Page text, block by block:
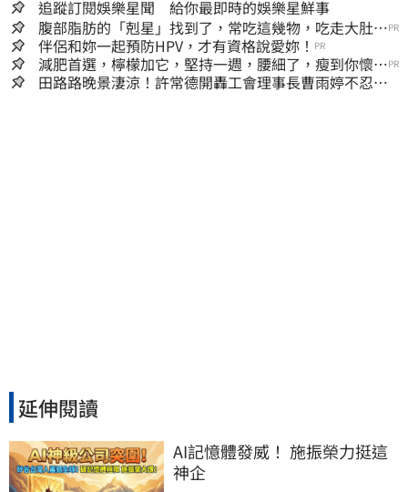
追蹤訂閱娛樂星聞 給你最即時的娛樂星鮮事
腹部脂肪的「剋星」找到了，常吃這幾物，吃走大肚
囊，瘦出小蠻腰
PR
伴侶和妳一起預防HPV，才有資格說愛妳！ PR
減肥首選，檸檬加它，堅持一週，腰細了，瘦到你懷疑
人生
PR
田路路晚景淒涼！許常德開轟工會理事長曹雨婷不忍
延伸閱讀
AI記憶體發威！ 施振榮力挺這
神企